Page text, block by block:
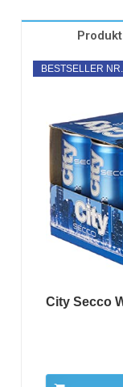
Produkt
BESTSELLER
City Secco